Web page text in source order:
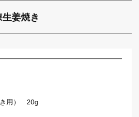
姜焼き
き用） 20g